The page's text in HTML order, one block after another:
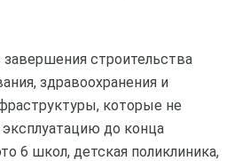
строительства
здравоохранения и
которые не
до конца
6 школ, детская поликлиника,